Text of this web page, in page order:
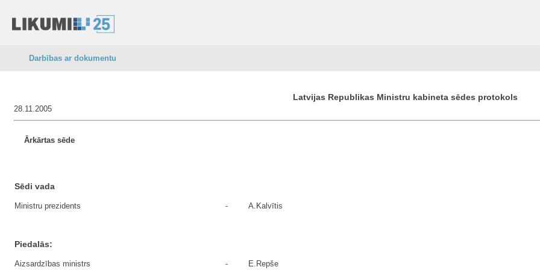
Darbības ar dokumentu
Latvijas Republikas Ministru kabineta sēdes protokols
28.11.2005
Ārkārtas sēde
Sēdi vada
Ministru prezidents - A.Kalvītis
Piedalās:
Aizsardzības ministrs - E.Repše